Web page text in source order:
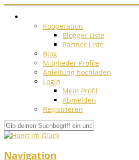
Kooperation
Blogger Liste
Partner Liste
Blog
Mitglieder Profile
Anleitung hochladen
Login
Mein Profil
Abmelden
Registrieren
Navigation